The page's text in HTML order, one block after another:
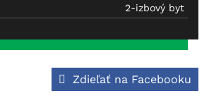
2-izbový byt
Zdieľať na Facebooku